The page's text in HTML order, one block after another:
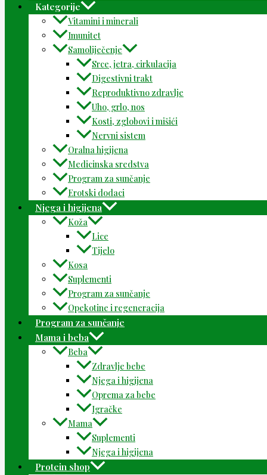
Kategorije
Vitamini i minerali
Imunitet
Samoliječenje
Srce, jetra, cirkulacija
Digestivni trakt
Reproduktivno zdravlje
Uho, grlo, nos
Kosti, zglobovi i mišići
Nervni sistem
Oralna higijena
Medicinska sredstva
Program za sunčanje
Erotski dodaci
Njega i higijena
Koža
Lice
Tijelo
Kosa
Suplementi
Program za sunčanje
Opekotine i regeneracija
Program za sunčanje
Mama i beba
Beba
Zdravlje bebe
Njega i higijena
Oprema za bebe
Igračke
Mama
Suplementi
Njega i higijena
Protein shop